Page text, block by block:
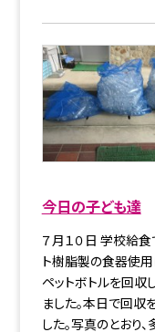
今日の子ども達
７月１０日 学校給食
ト樹脂製の食器使用
ペットボトルを回収
ました。本日で回収
した。写真のとおり、